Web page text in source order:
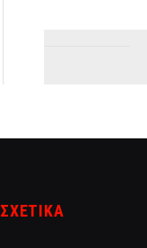
ΣΧΕΤΙΚΑ